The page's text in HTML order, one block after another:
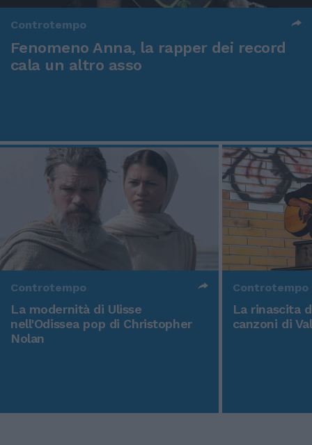
Controtempo
Fenomeno Anna, la rapper dei record
cala un altro asso
Controtempo
La modernità di Ulisse
nell'Odissea pop di Christopher
Nolan
Controtempo
La rinascita
canzoni di